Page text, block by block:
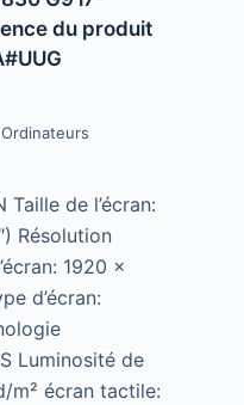
du produit
Ordinateurs
Taille de l’écran:
Résolution
1920 x
d’écran:
Luminosité de
m² écran tactile: